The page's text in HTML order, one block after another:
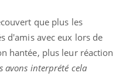
que plus les
d'amis avec eux lors de
hantée, plus leur réaction
avons interprété cela